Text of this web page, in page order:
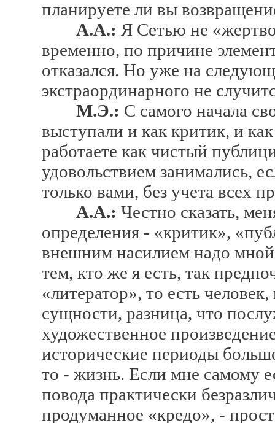
планируете ли вы
А.А.: Я Сетью не
временно, по причине
отказался. Но уже на
экстраординарного не
М.Э.: С самого начала
выступали и как критик, и
работаете как чистый
удовольствием занимались,
только вами, без учета всех
А.А.: Честно сказать,
определения - «критик»,
внешним насилием надо
тем, кто же я есть, так
«литератор», то есть
сущности, разница, что
художественное
исторические периоды
то - жизнь. Если мне самому
повода практически
продуманное «кредо», -